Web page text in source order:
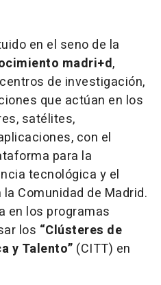
en el seno de la
madri+d,
de investigación,
que actúan en los
satélites,
con el
para la
tecnológica y el
Comunidad de Madrid.
en los programas
los “Clústeres de
y Talento” (CITT) en